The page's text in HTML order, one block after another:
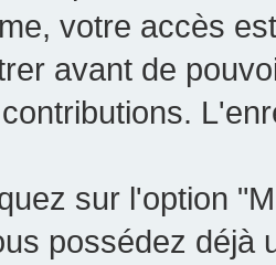
votre accès
avant de
sur l'option
possédez déjà